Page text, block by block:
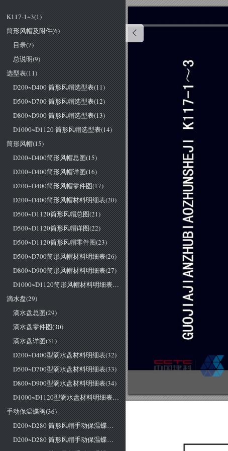
K117-1~3(1)
筒形风帽及附件(6)
目录(7)
总说明(9)
选型表(11)
D200~D400 筒形风帽选型表(11)
D500~D700 筒形风帽选型表(12)
D800~D900 筒形风帽选型表(13)
D1000~D1120 筒形风帽选型表(14)
筒形风帽(15)
D200~D400筒形风帽总图(15)
D200~D400筒形风帽详图(16)
D200~D400筒形风帽零件图(17)
D200~D400筒形风帽材料明细表(20)
D500~D1120筒形风帽总图(21)
D500~D1120筒形风帽详图(22)
D500~D1120筒形风帽零件图(23)
D500~D700筒形风帽材料明细表(26)
D800~D900筒形风帽材料明细表(27)
D1000~D1120筒形风帽材料明细表(28)
滴水盘(29)
滴水盘总图(29)
滴水盘零件图(30)
滴水盘详图(31)
D200~D400型滴水盘材料明细表(32)
D500~D700型滴水盘材料明细表(33)
D800~D900型滴水盘材料明细表(34)
D1000~D1120型滴水盘材料明细表(35)
手动保温蝶阀(36)
D200~D280 筒形风帽手动保温蝶阀总图(36)
D200~D280 筒形风帽手动保温蝶阀零件图(37)